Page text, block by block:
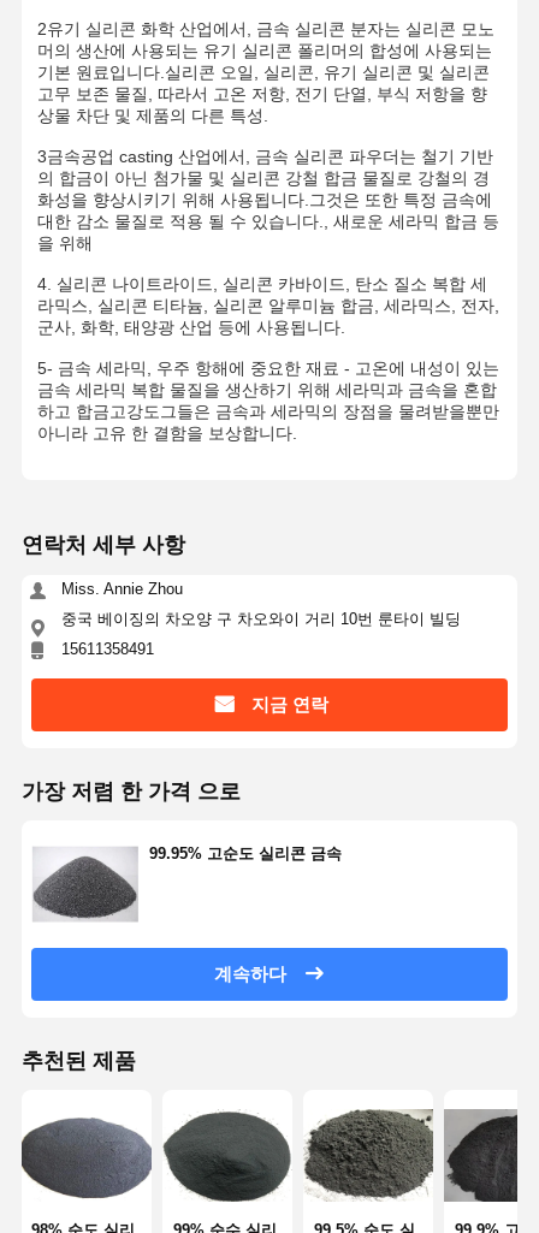
홈 제품 소개 회사 소개 공장 투어
중공 실리카 미소구체
나노 실리카 분말
구형 알루미나 분말
2유기 실리콘 화학 산업에서, 금속 실리콘 분자는 실리콘 모노
머의 생산에 사용되는 유기 실리콘 폴리머의 합성에 사용되는
기본 원료입니다.실리콘 오일, 실리콘, 유기 실리콘 및 실리콘
고무 보존 물질, 따라서 고온 저항, 전기 단열, 부식 저항을 향
상물 차단 및 제품의 다른 특성.
3금속공업 casting 산업에서, 금속 실리콘 파우더는 철기 기반
의 합금이 아닌 첨가물 및 실리콘 강철 합금 물질로 강철의 경
화성을 향상시키기 위해 사용됩니다.그것은 또한 특정 금속에
대한 감소 물질로 적용 될 수 있습니다., 새로운 세라믹 합금 등
을 위해
4. 실리콘 나이트라이드, 실리콘 카바이드, 탄소 질소 복합 세
라믹스, 실리콘 티타늄, 실리콘 알루미늄 합금, 세라믹스, 전자,
군사, 화학, 태양광 산업 등에 사용됩니다.
5- 금속 세라믹, 우주 항해에 중요한 재료 - 고온에 내성이 있는
금속 세라믹 복합 물질을 생산하기 위해 세라믹과 금속을 혼합
하고 합금고강도그들은 금속과 세라믹의 장점을 물려받을뿐만
아니라 고유 한 결함을 보상합니다.
연락처 세부 사항
Miss. Annie Zhou
중국 베이징의 차오양 구 차오와이 거리 10번 룬타이 빌딩
15611358491
지금 연락
가장 저렴 한 가격 으로
99.95% 고순도 실리콘 금속
계속하다
추천된 제품